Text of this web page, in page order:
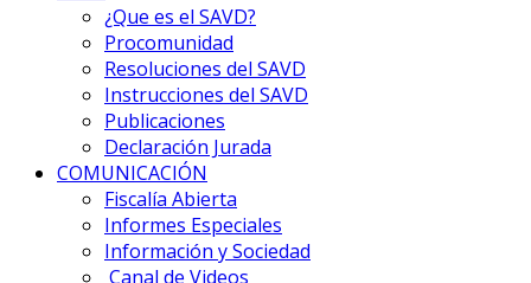
¿Que es el SAVD?
Procomunidad
Resoluciones del SAVD
Instrucciones del SAVD
Publicaciones
Declaración Jurada
COMUNICACIÓN
Fiscalía Abierta
Informes Especiales
Información y Sociedad
Canal de Videos